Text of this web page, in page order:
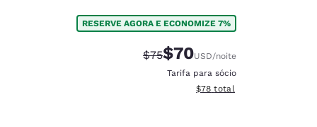
RESERVE AGORA E ECONOMIZE 7%
Tarifa anterior “tachada”:
$75Tarifa com desconto:
$70USD/noite
Tarifa para sócio
Exibir detalhes do total
$78 total